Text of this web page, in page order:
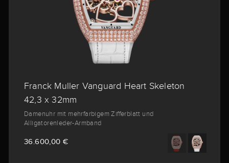
Franck Muller Vanguard Heart Skeleton
42,3 x 32mm
Damenuhr mit mehrfarbigem Zifferblatt und
Alligatorenleder-Armband
36.600,00 €